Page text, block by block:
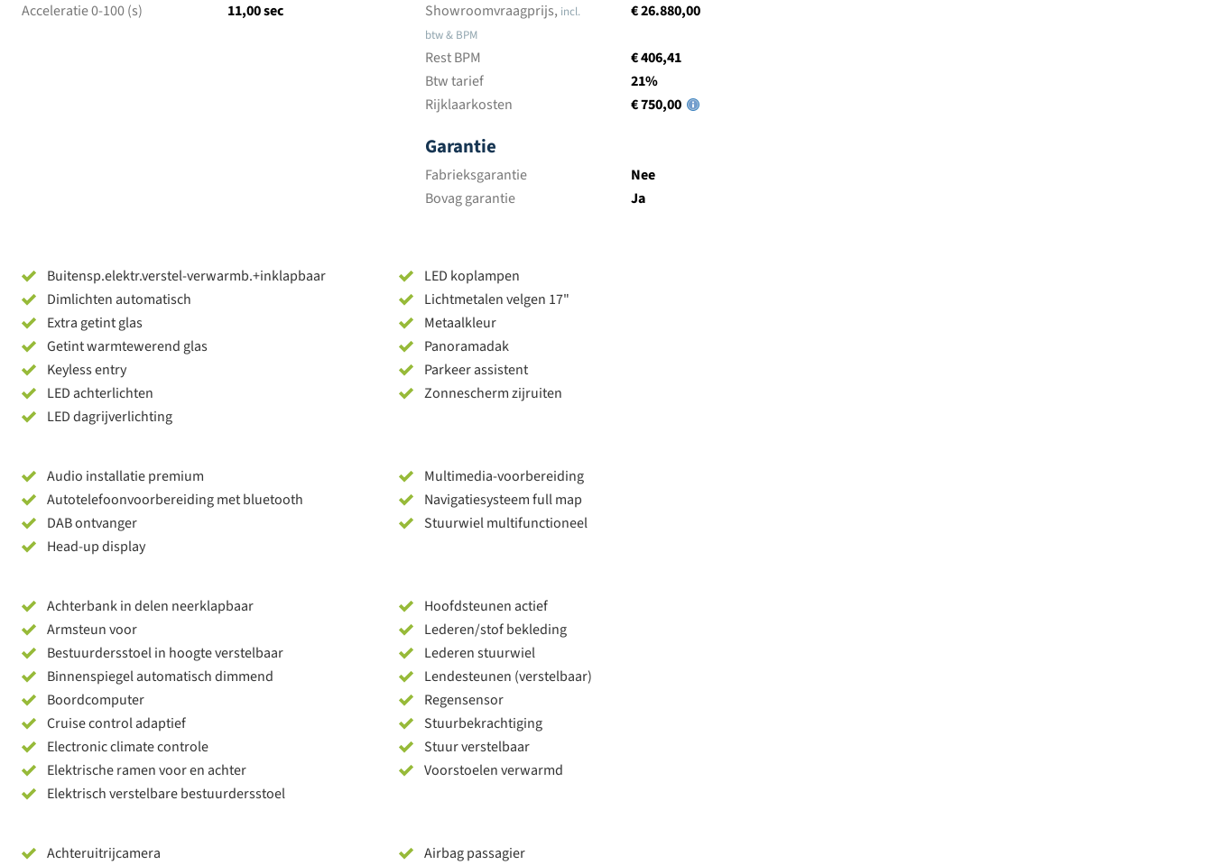
Acceleratie 0-100 (s)
11,00 sec
Showroomvraagprijs, incl.
btw & BPM
€ 26.880,00
Rest BPM
€ 406,41
Btw tarief
21%
Rijklaarkosten
€ 750,00
Garantie
Fabrieksgarantie
Nee
Bovag garantie
Ja
Buitensp.elektr.verstel-verwarmb.+inklapbaar
Dimlichten automatisch
Extra getint glas
Getint warmtewerend glas
Keyless entry
LED achterlichten
LED dagrijverlichting
LED koplampen
Lichtmetalen velgen 17"
Metaalkleur
Panoramadak
Parkeer assistent
Zonnescherm zijruiten
Audio installatie premium
Autotelefoonvoorbereiding met bluetooth
DAB ontvanger
Head-up display
Multimedia-voorbereiding
Navigatiesysteem full map
Stuurwiel multifunctioneel
Achterbank in delen neerklapbaar
Armsteun voor
Bestuurdersstoel in hoogte verstelbaar
Binnenspiegel automatisch dimmend
Boordcomputer
Cruise control adaptief
Electronic climate controle
Elektrische ramen voor en achter
Elektrisch verstelbare bestuurdersstoel
Hoofdsteunen actief
Lederen/stof bekleding
Lederen stuurwiel
Lendesteunen (verstelbaar)
Regensensor
Stuurbekrachtiging
Stuur verstelbaar
Voorstoelen verwarmd
Achteruitrijcamera
Airbag passagier